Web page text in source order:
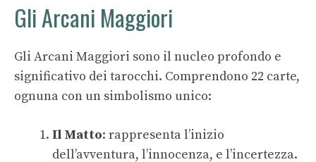
Gli Arcani Maggiori
Gli Arcani Maggiori sono il nucleo profondo e
significativo dei tarocchi. Comprendono 22 carte,
ognuna con un simbolismo unico:
Il Matto: rappresenta l’inizio
dell’avventura, l’innocenza, e l’incertezza.